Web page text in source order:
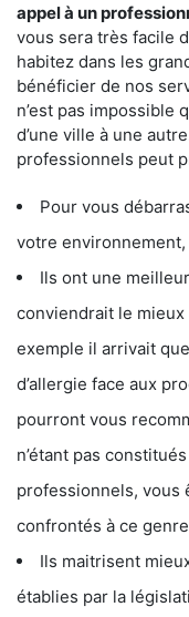
appel à un
vous sera très facile
habitez dans les
bénéficier de nos
n’est pas impossible
d’une ville à une
professionnels peut
Pour vous
votre
Ils ont une
conviendrait le
exemple il arrivait
d’allergie face aux
pourront vous
n’étant pas
professionnels, vous
confrontés à ce
Ils maitrisent
établies par la